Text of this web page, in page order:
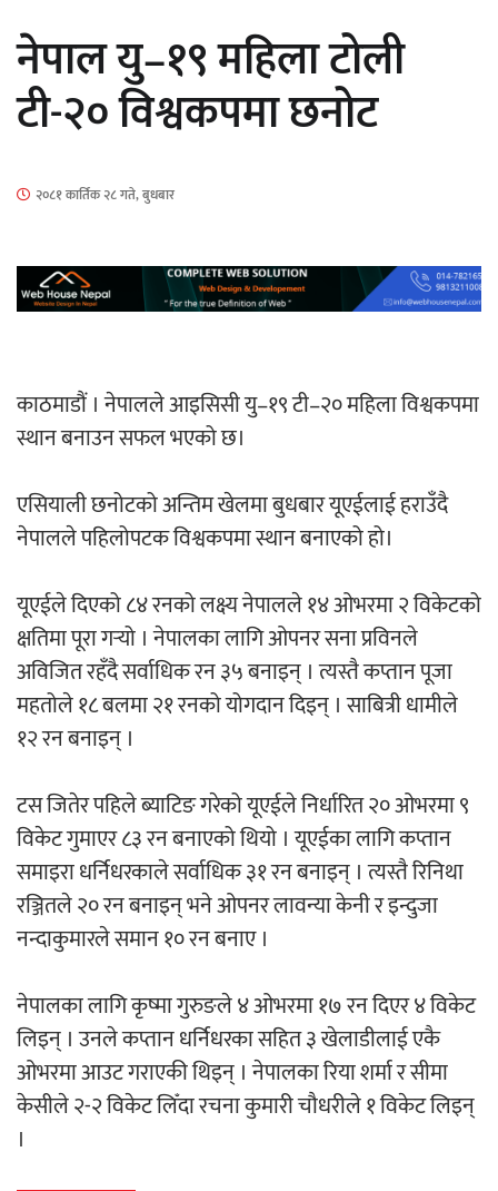
नियन्त्रणमा
‘ईयुमा डट कम’ले बुधबारदेखि आफ्नो
औपचारिक सेवा सञ्चालनमा
हलमा छैन ‘गौँथली’को टिकट
‘आइतबारको अफिस’ को परिचर्चा सम्पन्न
अर्जुन चन्द्रको ‘संवेदनाका प्रतिध्वनि’
मुक्तकसङ्ग्रह लोकार्पण
नेपाल यु–१९ महिला टोली
टी-२० विश्वकपमा छनोट
२०८१ कार्तिक २८ गते, बुधबार
काठमाडौं । नेपालले आइसिसी यु–१९ टी–२० महिला विश्वकपमा
स्थान बनाउन सफल भएको छ।
एसियाली छनोटको अन्तिम खेलमा बुधबार यूएईलाई हराउँदै
नेपालले पहिलोपटक विश्वकपमा स्थान बनाएको हो।
यूएईले दिएको ८४ रनको लक्ष्य नेपालले १४ ओभरमा २ विकेटको
क्षतिमा पूरा गर्‍यो । नेपालका लागि ओपनर सना प्रविनले
अविजित रहँदै सर्वाधिक रन ३५ बनाइन् । त्यस्तै कप्तान पूजा
महतोले १८ बलमा २१ रनको योगदान दिइन् । साबित्री धामीले
१२ रन बनाइन् ।
टस जितेर पहिले ब्याटिङ गरेको यूएईले निर्धारित २० ओभरमा ९
विकेट गुमाएर ८३ रन बनाएको थियो । यूएईका लागि कप्तान
समाइरा धर्निधरकाले सर्वाधिक ३१ रन बनाइन् । त्यस्तै रिनिथा
रञ्जितले २० रन बनाइन् भने ‌‌ओपनर लावन्या केनी र इन्दुजा
नन्दाकुमारले समान १० रन बनाए ।
नेपालका लागि कृष्मा गुरुङले ४ ओभरमा १७ रन दिएर ४ विकेट
लिइन् । उनले कप्तान धर्निधरका सहित ३ खेलाडीलाई एकै
ओभरमा आउट गराएकी थिइन् । नेपालका रिया शर्मा र सीमा
केसीले २-२ विकेट लिँदा रचना कुमारी चौधरीले १ विकेट लिइन्
।